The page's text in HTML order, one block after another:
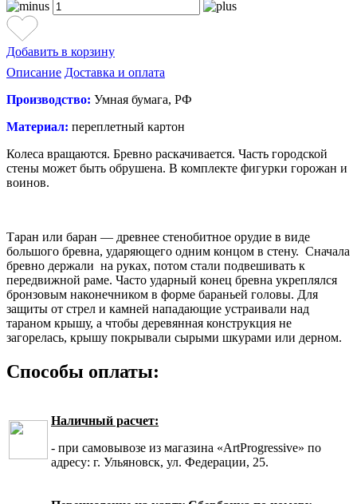
Добавить в корзину
Описание Доставка и оплата
Производство: Умная бумага, РФ
Материал: переплетный картон
Колеса вращаются. Бревно раскачивается. Часть городской
стены может быть обрушена. В комплекте фигурки горожан и
воинов.
Таран или баран — древнее стенобитное орудие в виде
большого бревна, ударяющего одним концом в стену. Сначала
бревно держали на руках, потом стали подвешивать к
передвижной раме. Часто ударный конец бревна укреплялся
бронзовым наконечником в форме бараньей головы. Для
защиты от стрел и камней нападающие устраивали над
тараном крышу, а чтобы деревянная конструкция не
загорелась, крышу покрывали сырыми шкурами или дерном.
Способы оплаты:
Наличный расчет:
- при самовывозе из магазина «ArtProgressive» по
адресу: г. Ульяновск, ул. Федерации, 25.